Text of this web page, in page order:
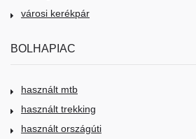
városi kerékpár
BOLHAPIAC
használt mtb
használt trekking
használt országúti